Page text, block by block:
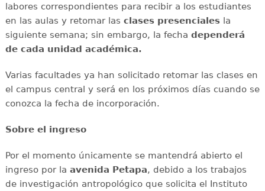
labores correspondientes para recibir a los estudiantes
en las aulas y retomar las clases presencialesla
siguiente semana; sin embargo, la fecha dependerá
de cada unidad académica.
Varias facultades ya han solicitado retomar las clases en
el campus central y será en los próximos días cuando se
conozca la fecha de incorporación.
Sobre el ingreso
Por el momento únicamente se mantendrá abierto el
ingreso por la avenida Petapa, debido a los trabajos
de investigación antropológico que solicita el Instituto